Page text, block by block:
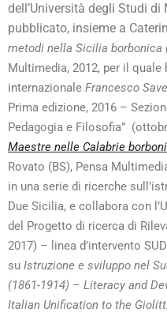
dell’Università degli Studi di
pubblicato, insieme a
metodi nella Sicilia borbonica
Multimedia, 2012, per il
internazionale Francesco
Prima edizione, 2016 –
Pedagogia e Filosofia”
Maestre nelle Calabrie
Rovato (BS), Pensa
in una serie di ricerche
Due Sicilia, e collabora con
del Progetto di ricerca di
2017) – linea d’intervento
su Istruzione e sviluppo nel
(1861-1914) – Literacy and
Italian Unification to the